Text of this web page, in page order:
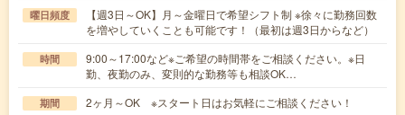
曜日頻度
【週3日～OK】月～金曜日で希望シフト制 ※徐々に勤務回数
を増やしていくことも可能です！（最初は週3日からなど）
時間
9:00～17:00など※ご希望の時間帯をご相談ください。※日
勤、夜勤のみ、変則的な勤務等も相談OK…
期間 2ヶ月～OK ※スタート日はお気軽にご相談ください！